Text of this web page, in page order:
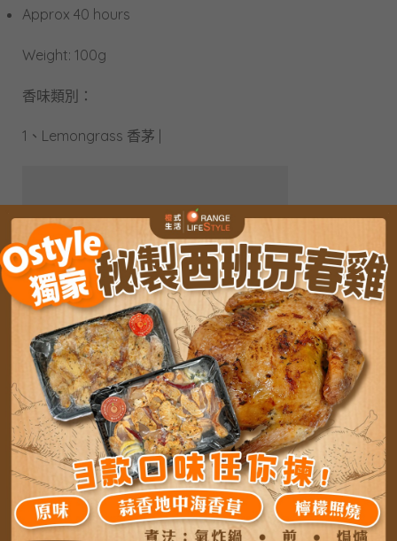
Approx 40 hours
Weight: 100g
香味類別：
1、Lemongrass 香茅 |
2、Lavender 薰衣草 |